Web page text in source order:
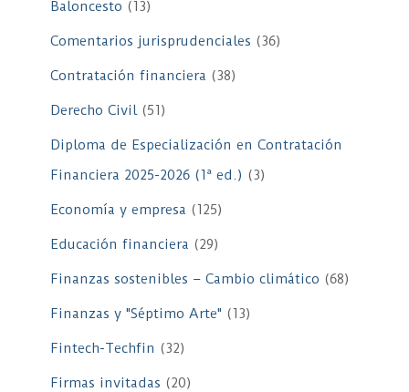
Baloncesto (13)
Comentarios jurisprudenciales (36)
Contratación financiera (38)
Derecho Civil(51)
Diploma de Especialización en Contratación
Financiera 2025-2026 (1ª ed.) (3)
Economía y empresa (125)
Educación financiera (29)
Finanzas sostenibles – Cambio climático (68)
Finanzas y "Séptimo Arte" (13)
Fintech-Techfin (32)
Firmas invitadas (20)